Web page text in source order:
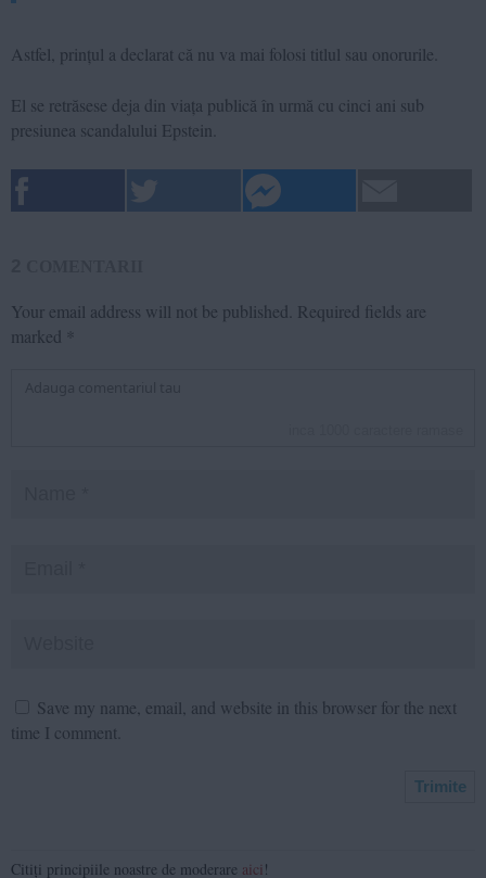
Astfel, prințul a declarat că nu va mai folosi titlul sau onorurile.
El se retrăsese deja din viața publică în urmă cu cinci ani sub
presiunea scandalului Epstein.
Your email address will not be published. Required fields are
marked *
Save my name, email, and website in this browser for the next
time I comment.
Citiți principiile noastre de moderare aici !